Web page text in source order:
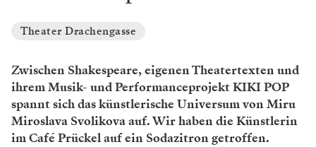
Theater Drachengasse
Zwischen Shakespeare, eigenen Theatertexten und
ihrem Musik- und Performanceprojekt KIKI POP
spannt sich das künstlerische Universum von Miru
Miroslava Svolikova auf. Wir haben die Künstlerin
im Café Prückel auf ein Sodazitron getroffen.